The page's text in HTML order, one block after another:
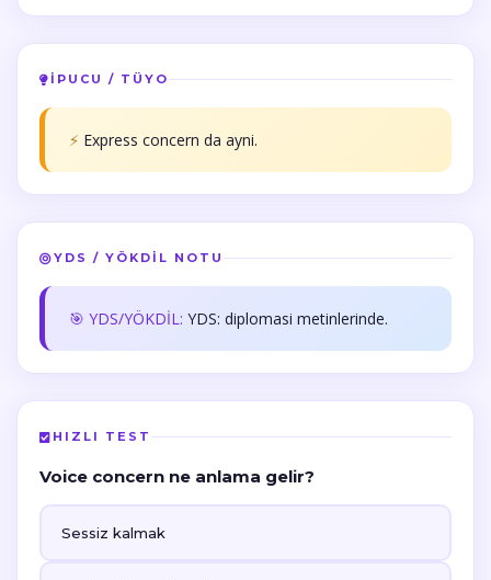
İPUCU / TÜYO
⚡ Express concern da ayni.
YDS / YÖKDİL NOTU
🎯 YDS/YÖKDİL: YDS: diplomasi metinlerinde.
HIZLI TEST
Voice concern ne anlama gelir?
Sessiz kalmak